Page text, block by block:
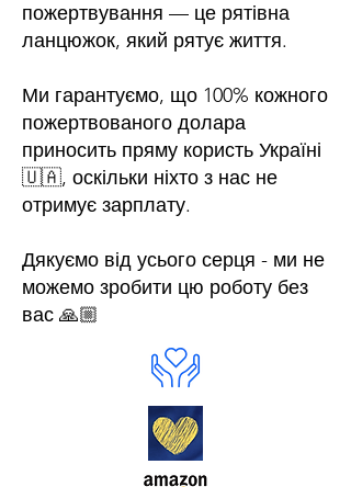
пожертвування — це рятівна
ланцюжок, який рятує життя.
Ми гарантуємо, що 100% кожного
пожертвованого долара
приносить пряму користь Україні
🇺🇦, оскільки ніхто з нас не
отримує зарплату.
Дякуємо від усього серця - ми не
можемо зробити цю роботу без
вас 🙏🏼